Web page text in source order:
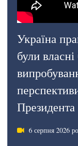
Україна
були
Президента
6 серпня 2026